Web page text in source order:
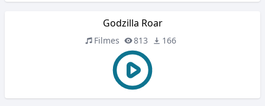
Godzilla Roar
Filmes 813 166